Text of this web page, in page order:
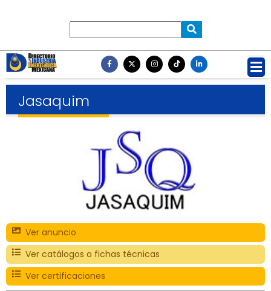
Jasaquim
Ver anuncio
Ver catálogos o fichas técnicas
Ver certificaciones